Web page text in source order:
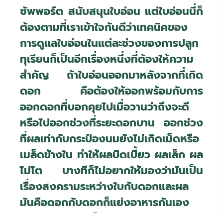
ซัพพอร์ต สนับสนุนใบอ่อน แต่ใบอ่อนนี่ก็
ต้องตามที่เราเข้าใจกันดีว่าเทคนิคของ
การดูแลใบอ่อนในแต่ละช่วงของการปลูก
ทุเรียนก็เป็นอีกเรื่องหนึ่งที่ต้องให้ความ
สำคัญ ถ้าใบอ่อนออกมาหลังจากที่เกิด
ดอก คือต้องให้ออกพร้อมกับการ
ออกดอกที่บอกคุยไปเมื่อวานว่าถึงจะดี
หรือไปออกช่วงที่ระยะดอกบาน ออกช่วง
ที่ผลเท่ากับกระป๋องนมยังไม่เกิดเม็ดหรือ
เมล็ดข้างใน ทำให้ผลบิดเบี้ยว ผลเล็ก ผล
ไม่โต บางทีก็ไม่อยากให้มองว่ามันเป็น
เรื่องสงครามระหว่างใบกับดอกและผล
มันคือดอกกับดอกก็แย่งอาหารกันเอง